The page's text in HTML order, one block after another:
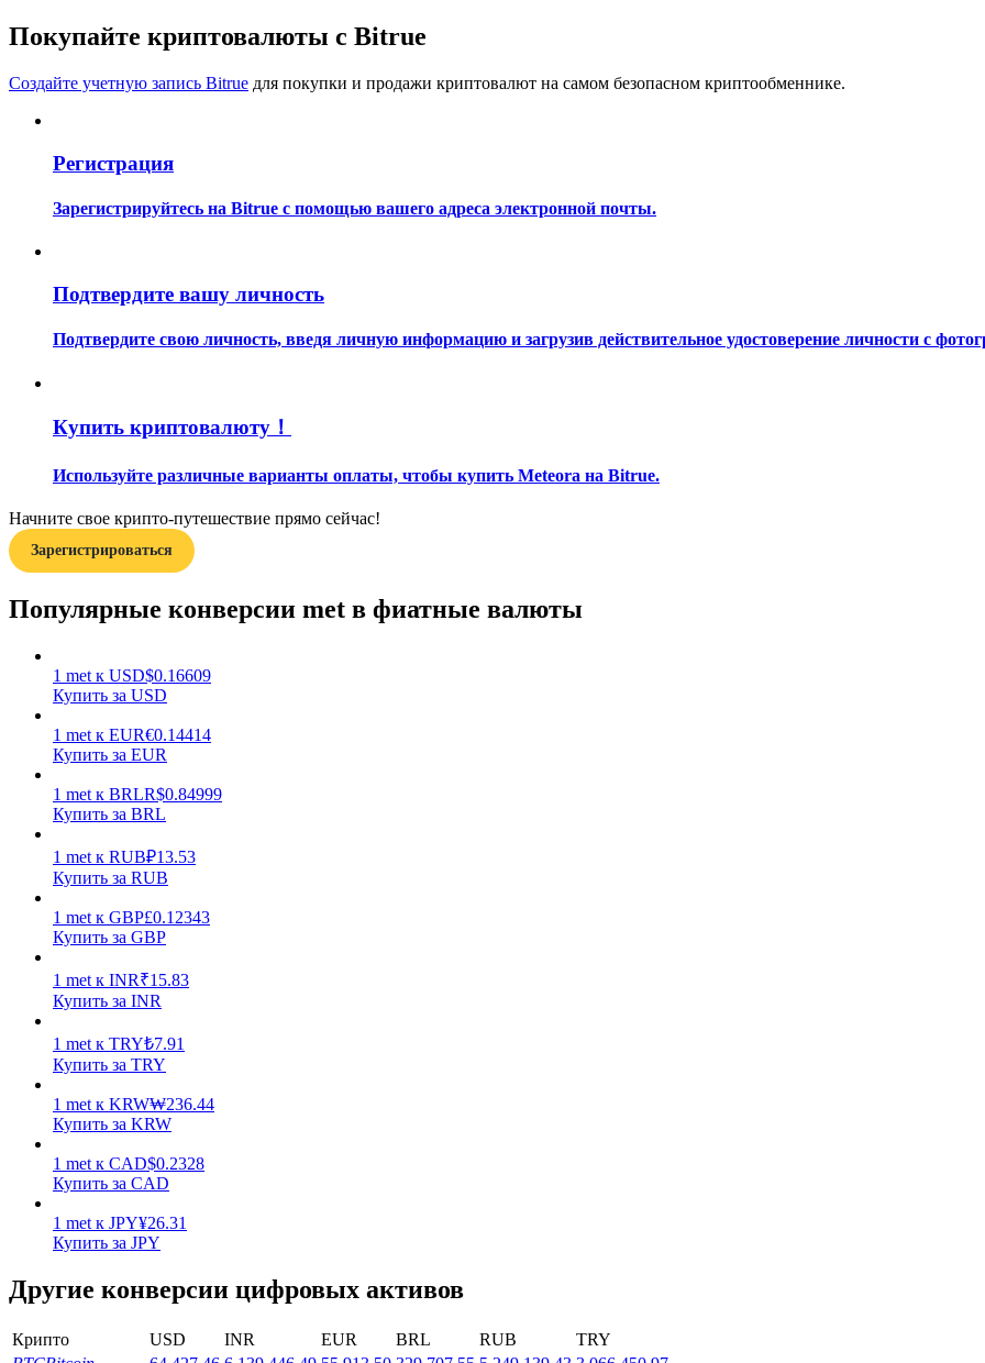
Информация
Анализ больших данных, включая торговую информацию и т. д.
Гид
Торговые стратегии
Узнайте, как оставаться прибыльным
Заработок
Получайте конкурентные награды ежедневно
Покупайте криптовалюты с Bitrue
Создайте учетную запись Bitrue для покупки и продажи криптовалют на самом безопасном криптообменнике.
Регистрация
Зарегистрируйтесь на Bitrue с помощью вашего адреса электронной почты.
Подтвердите вашу личность
Подтвердите свою личность, введя личную информацию и загрузив действительное удостоверение личности с
Купить криптовалюту！
Используйте различные варианты оплаты, чтобы купить Meteora на Bitrue.
Начните свое крипто-путешествие прямо сейчас!
Зарегистрироваться
Популярные конверсии met в фиатные валюты
1 met к USD$0.16609
Купить за USD
1 met к EUR€0.14414
Купить за EUR
1 met к BRLR$0.84999
Купить за BRL
1 met к RUB₽13.53
Купить за RUB
1 met к GBP£0.12343
Купить за GBP
1 met к INR₹15.83
Купить за INR
1 met к TRY₺7.91
Купить за TRY
1 met к KRW₩236.44
Купить за KRW
1 met к CAD$0.2328
Купить за CAD
1 met к JPY¥26.31
Купить за JPY
Другие конверсии цифровых активов
Крипто USD INR EUR BRL RUB
TRY